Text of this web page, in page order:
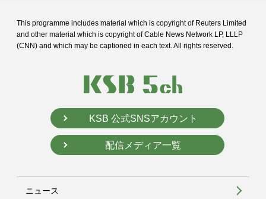
This programme includes material which is copyright of Reuters Limited
and other material which is copyright of Cable News Network LP, LLLP
(CNN) and which may be captioned in each text. All rights reserved.
KSB 公式SNSアカウント
配信メディア一覧
ニュース